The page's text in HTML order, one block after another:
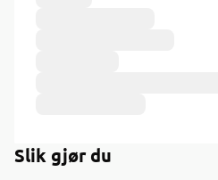
Slik gjør du